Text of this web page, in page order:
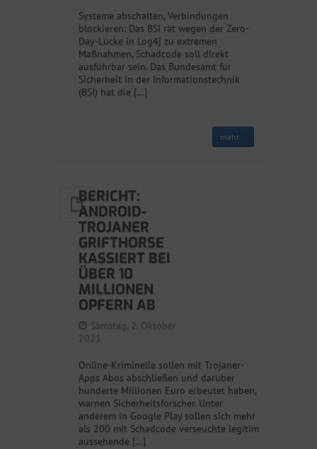
Systeme abschalten, Verbindungen
blockieren: Das BSI rät wegen der Zero-
Day-Lücke in Log4j zu extremen
Maßnahmen, Schadcode soll direkt
ausführbar sein. Das Bundesamt für
Sicherheit in der Informationstechnik
(BSI) hat die […]
mehr...
BERICHT:
ANDROID-
TROJANER
GRIFTHORSE
KASSIERT BEI
ÜBER 10
MILLIONEN
OPFERN AB
Samstag, 2. Oktober
2021
Online-Kriminelle sollen mit Trojaner-
Apps Abos abschließen und darüber
hunderte Millionen Euro erbeutet haben,
warnen Sicherheitsforscher. Unter
anderem in Google Play sollen sich mehr
als 200 mit Schadcode verseuchte legitim
aussehende […]